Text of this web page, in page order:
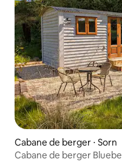
Cabane de berger ⋅ Sorn
Cabane de berger Bluebell